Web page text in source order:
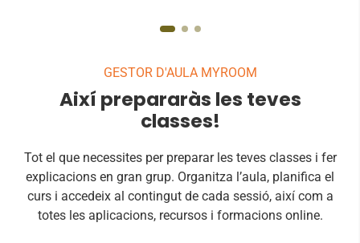
GESTOR D'AULA MYROOM
Així prepararàs les teves
classes!
Tot el que necessites per preparar les teves classes i fer
explicacions en gran grup. Organitza l’aula, planifica el
curs i accedeix al contingut de cada sessió, així com a
totes les aplicacions, recursos i formacions online.